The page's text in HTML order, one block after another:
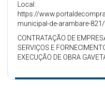
Local:
https://
municipal-de-arambare-
CONTRATAÇÃO DE
SERVIÇOS E
EXECUÇÃO DE OBRA